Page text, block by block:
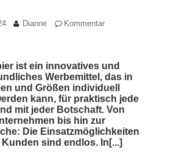
Dianne
Kommentar
ist ein innovatives und
Werbemittel, das in
und Größen individuell
kann, für praktisch jede
mit jeder Botschaft. Von
bis hin zur
Die Einsatzmöglichkeiten
sind endlos. In[...]